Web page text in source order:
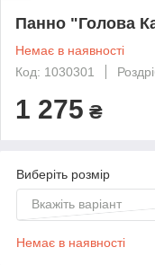
Панно "Голова
Немає в наявності
Код: 1030301
1 275 ₴
Виберіть розмір
Вкажіть варіант
Немає в наявності